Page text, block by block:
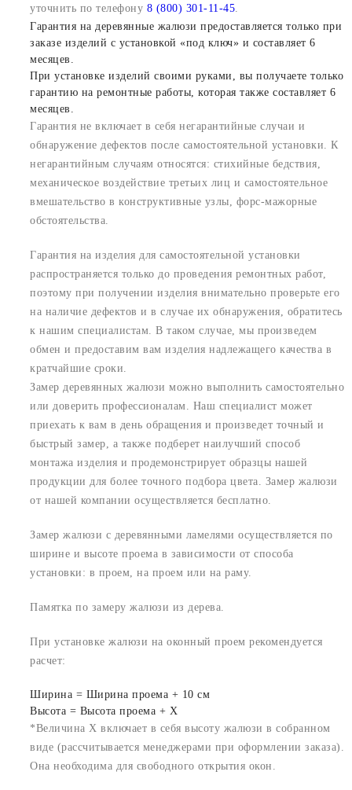
уточнить по телефону 8 (800) 301-11-45
Гарантия на деревянные жалюзи предоставляется только при
заказе изделий с установкой «под ключ» и составляет 6
месяцев.
При установке изделий своими руками, вы получаете только
гарантию на ремонтные работы, которая также составляет 6
месяцев.
Гарантия не включает в себя негарантийные случаи и
обнаружение дефектов после самостоятельной установки. К
негарантийным случаям относятся: стихийные бедствия,
механическое воздействие третьих лиц и самостоятельное
вмешательство в конструктивные узлы, форс-мажорные
обстоятельства.
Гарантия на изделия для самостоятельной установки
распространяется только до проведения ремонтных работ,
поэтому при получении изделия внимательно проверьте его
на наличие дефектов и в случае их обнаружения, обратитесь
к нашим специалистам. В таком случае, мы произведем
обмен и предоставим вам изделия надлежащего качества в
кратчайшие сроки.
Замер деревянных жалюзи можно выполнить самостоятельно
или доверить профессионалам. Наш специалист может
приехать к вам в день обращения и произведет точный и
быстрый замер, а также подберет наилучший способ
монтажа изделия и продемонстрирует образцы нашей
продукции для более точного подбора цвета. Замер жалюзи
от нашей компании осуществляется бесплатно.
Замер жалюзи с деревянными ламелями осуществляется по
ширине и высоте проема в зависимости от способа
установки: в проем, на проем или на раму.
Памятка по замеру жалюзи из дерева.
При установке жалюзи на оконный проем рекомендуется
расчет:
Ширина = Ширина проема + 10 см
Высота = Высота проема + X
*Величина X включает в себя высоту жалюзи в собранном
виде (рассчитывается менеджерами при оформлении заказа).
Она необходима для свободного открытия окон.